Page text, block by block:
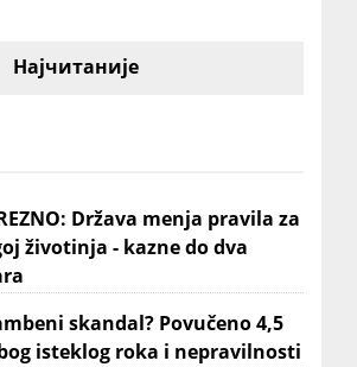
Најчитаније
Država menja pravila za
životinja - kazne do dva
skandal? Povučeno 4,5
isteklog roka i nepravilnosti